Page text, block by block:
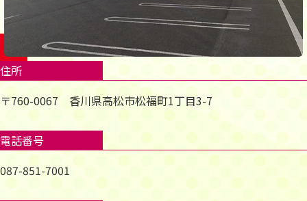
住所
〒760-0067 香川県高松市松福町1丁目3-7
電話番号
087-851-7001